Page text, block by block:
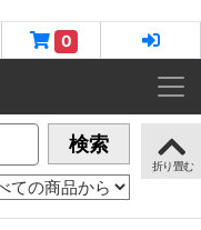
0
検索